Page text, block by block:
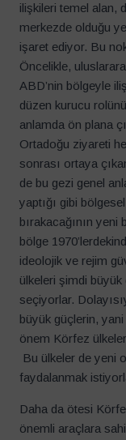
ilişkileri temel alan,
merkezde olduğu
işaret ediyor. Bu
Öncelikle,
ABD’nin bölgeyle
düzen kurucu
anlamda ön plana
Ortadoğu ziyareti
sonrası ortaya
de bu gezi genel
yaptığı gibi
bırakacağının
bölge
ideolojik ve rejim
ülkeleri şimdi
seçiyorlar.
büyük güçlerin, yani
önem Körfez
Bu ülkeler de yeni
faydalanmak
Daha da ötesi
önemli araçlara